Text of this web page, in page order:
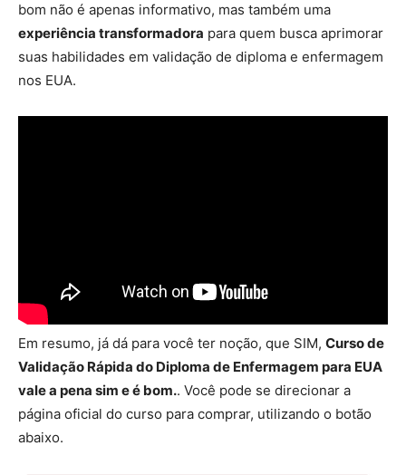
bom não é apenas informativo, mas também uma
experiência transformadora para quem busca aprimorar
suas habilidades em validação de diploma e enfermagem
nos EUA.
Em resumo, já dá para você ter noção, que SIM, Curso de
Validação Rápida do Diploma de Enfermagem para EUA
vale a pena sim e é bom.. Você pode se direcionar a
página oficial do curso para comprar, utilizando o botão
abaixo.